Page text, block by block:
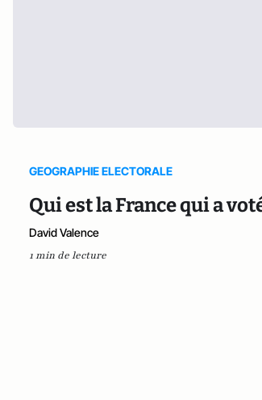
GEOGRAPHIE ELECTORALE
Qui est la France qui a
David Valence
1 min de lecture